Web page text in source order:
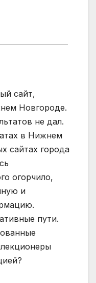
сайт,
Новгороде.
не дал.
в Нижнем
сайтах города
огорчило,
и
пути.